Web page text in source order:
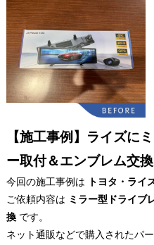
【施工事例】ライズに
ー取付＆エンブレム交
今回の施工事例は トヨタ・ライ
ご依頼内容は ミラー型ドライブ
換です。
ネット通販などで購入されたパ